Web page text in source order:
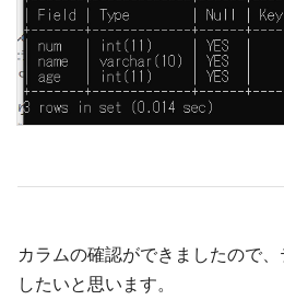
カラムの確認ができましたので
したいと思います。